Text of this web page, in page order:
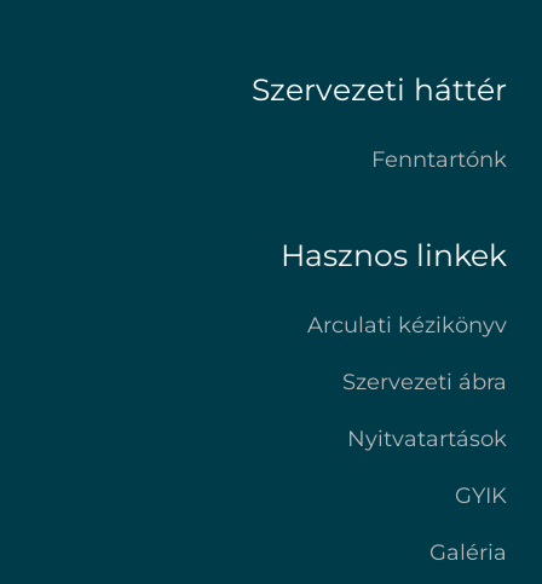
Szervezeti háttér
Fenntartónk
Hasznos linkek
Arculati kézikönyv
Szervezeti ábra
Nyitvatartások
GYIK
Galéria